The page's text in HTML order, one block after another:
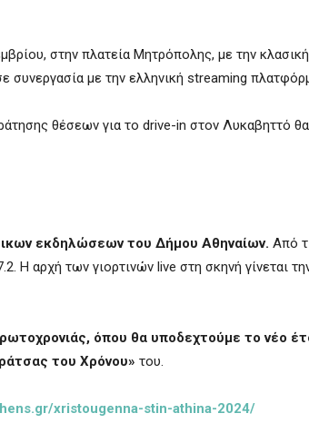
στην πλατεία Μητρόπολης, με την κλασική
συνεργασία με την ελληνική streaming
θέσεων για το drive-in στον Λυκαβηττό
εκδηλώσεων του Δήμου Αθηναίων. Από
Η αρχή των γιορτινών live στη σκηνή γίνεται
όπου θα υποδεχτούμε το νέο
του Χρόνου» του.
xristougenna-stin-athina-2024/